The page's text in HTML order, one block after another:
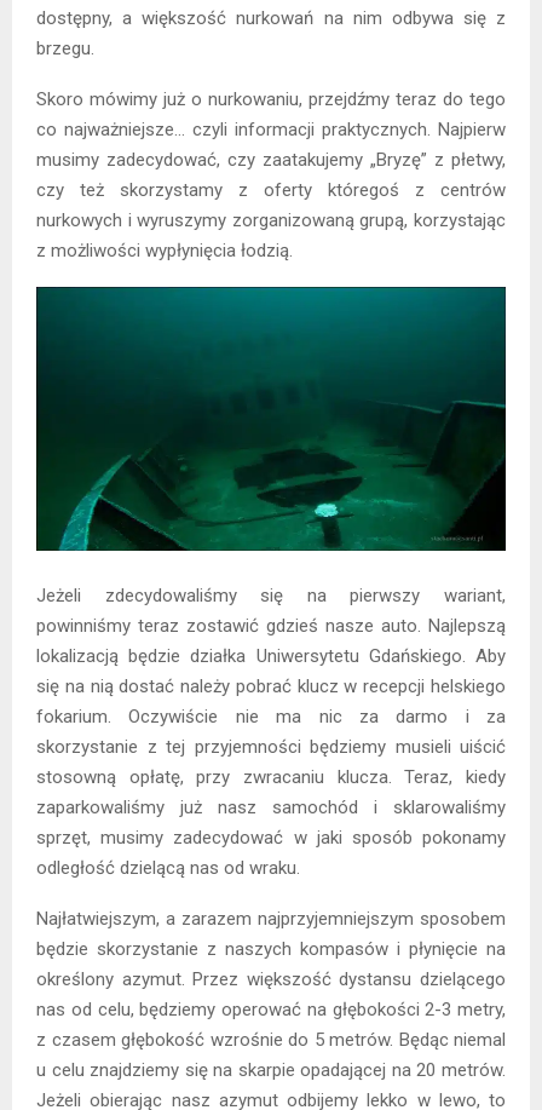
dostępny, a większość nurkowań na nim odbywa się z
brzegu.
Skoro mówimy już o nurkowaniu, przejdźmy teraz do tego
co najważniejsze… czyli informacji praktycznych. Najpierw
musimy zadecydować, czy zaatakujemy „Bryzę” z płetwy,
czy też skorzystamy z oferty któregoś z centrów
nurkowych i wyruszymy zorganizowaną grupą, korzystając
z możliwości wypłynięcia łodzią.
Jeżeli zdecydowaliśmy się na pierwszy wariant,
powinniśmy teraz zostawić gdzieś nasze auto. Najlepszą
lokalizacją będzie działka Uniwersytetu Gdańskiego. Aby
się na nią dostać należy pobrać klucz w recepcji helskiego
fokarium. Oczywiście nie ma nic za darmo i za
skorzystanie z tej przyjemności będziemy musieli uiścić
stosowną opłatę, przy zwracaniu klucza. Teraz, kiedy
zaparkowaliśmy już nasz samochód i sklarowaliśmy
sprzęt, musimy zadecydować w jaki sposób pokonamy
odległość dzielącą nas od wraku.
Najłatwiejszym, a zarazem najprzyjemniejszym sposobem
będzie skorzystanie z naszych kompasów i płynięcie na
określony azymut. Przez większość dystansu dzielącego
nas od celu, będziemy operować na głębokości 2-3 metry,
z czasem głębokość wzrośnie do 5 metrów. Będąc niemal
u celu znajdziemy się na skarpie opadającej na 20 metrów.
Jeżeli obierając nasz azymut odbijemy lekko w lewo, to